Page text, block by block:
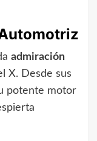
admiración
X. Desde sus
potente motor